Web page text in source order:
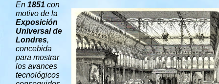
En 1851 con
motivo de la
Exposición
Universal de
Londres,
concebida
para mostrar
los avances
tecnológicos